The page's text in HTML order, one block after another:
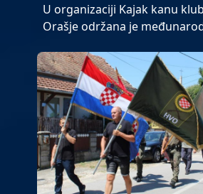
U organizaciji Kajak kanu
Orašje održana je